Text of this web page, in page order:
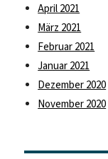
April 2021
März 2021
Februar 2021
Januar 2021
Dezember 2020
November 2020